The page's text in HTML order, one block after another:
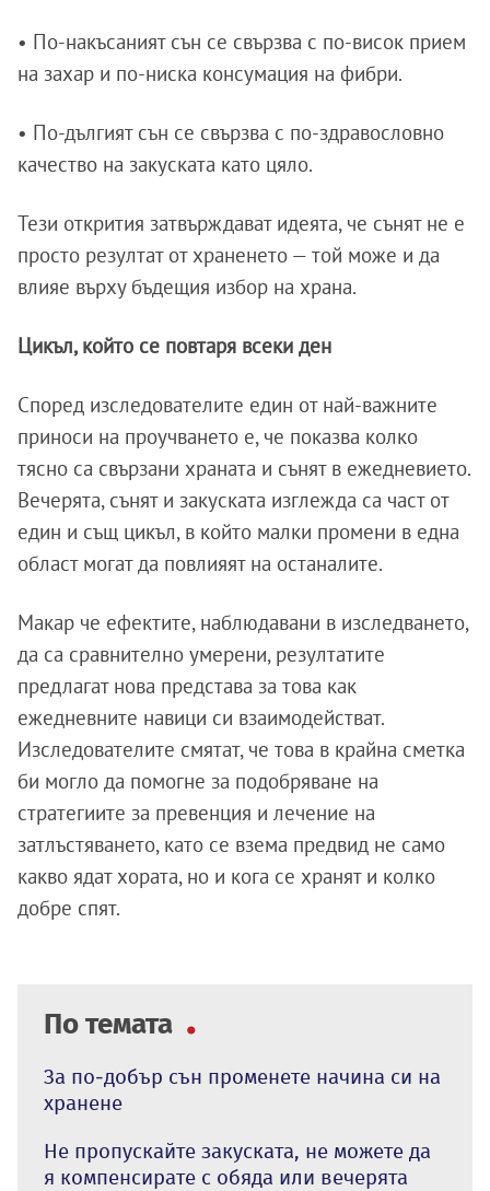
• По-накъсаният сън се свързва с по-висок прием
на захар и по-ниска консумация на фибри.
• По-дългият сън се свързва с по-здравословно
качество на закуската като цяло.
Тези открития затвърждават идеята, че сънят не е
просто резултат от храненето — той може и да
влияе върху бъдещия избор на храна.
Цикъл, който се повтаря всеки ден
Според изследователите един от най-важните
приноси на проучването е, че показва колко
тясно са свързани храната и сънят в ежедневието.
Вечерята, сънят и закуската изглежда са част от
един и същ цикъл, в който малки промени в една
област могат да повлияят на останалите.
Макар че ефектите, наблюдавани в изследването,
да са сравнително умерени, резултатите
предлагат нова представа за това как
ежедневните навици си взаимодействат.
Изследователите смятат, че това в крайна сметка
би могло да помогне за подобряване на
стратегиите за превенция и лечение на
затлъстяването, като се взема предвид не само
какво ядат хората, но и кога се хранят и колко
добре спят.
По темата
За по-добър сън променете начина си на
хранене
Не пропускайте закуската, не можете да
я компенсирате с обяда или вечерята